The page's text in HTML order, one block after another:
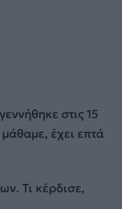
στις 15
έχει επτά
Τι κέρδισε,